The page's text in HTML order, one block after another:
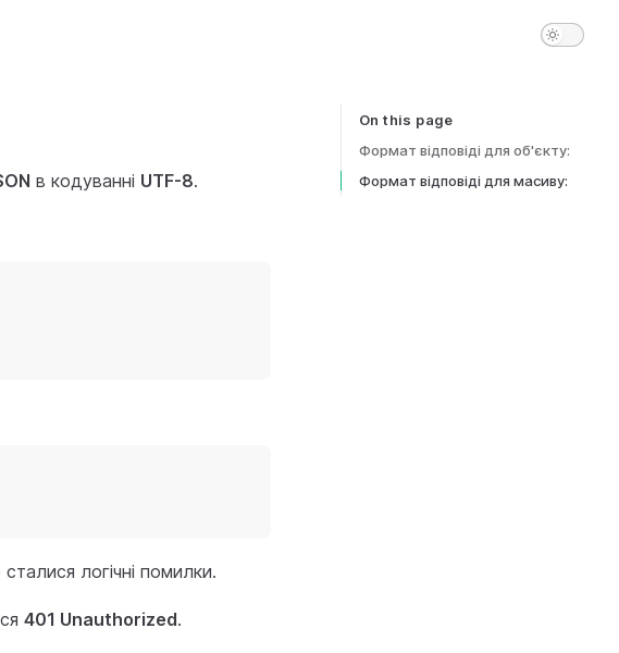
On this page
Table of Contents for current page
Формат відповіді для об'єкту:
Формат відповіді для масиву:
в кодуванні UTF-8.
логічні помилки.
401 Unauthorized.